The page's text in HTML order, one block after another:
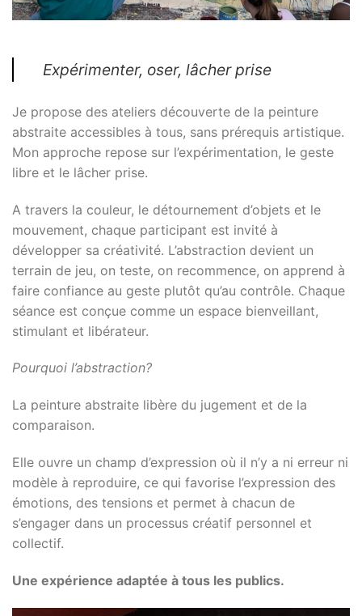
Expérimenter, oser, lâcher prise
Je propose des ateliers découverte de la peinture
abstraite accessibles à tous, sans prérequis artistique.
Mon approche repose sur l’expérimentation, le geste
libre et le lâcher prise.
A travers la couleur, le détournement d’objets et le
mouvement, chaque participant est invité à
développer sa créativité. L’abstraction devient un
terrain de jeu, on teste, on recommence, on apprend à
faire confiance au geste plutôt qu’au contrôle. Chaque
séance est conçue comme un espace bienveillant,
stimulant et libérateur.
Pourquoi l’abstraction?
La peinture abstraite libère du jugement et de la
comparaison.
Elle ouvre un champ d’expression où il n’y a ni erreur ni
modèle à reproduire, ce qui favorise l’expression des
émotions, des tensions et permet à chacun de
s’engager dans un processus créatif personnel et
collectif.
Une expérience adaptée à tous les publics.